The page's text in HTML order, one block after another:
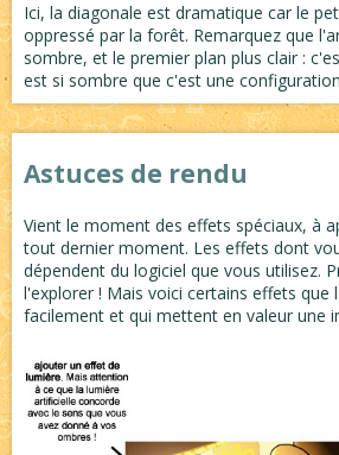
Ici, la diagonale est dramatique car le
oppressé par la forêt. Remarquez que
sombre, et le premier plan plus clair :
est si sombre que c'est une
Astuces de rendu
Vient le moment des effets spéciaux, à
tout dernier moment. Les effets dont
dépendent du logiciel que vous utilisez.
l'explorer ! Mais voici certains effets que
facilement et qui mettent en valeur une